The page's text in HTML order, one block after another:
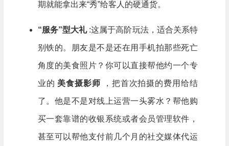
期就能拿出来“秀”给客人的硬通货。
“服务”型大礼 :这属于高阶玩法，适合关系特
别铁的。朋友是不是还在用手机拍那些死亡
角度的美食照片？你可以直接帮他约一个专
业的 美食摄影师 ，把首次拍摄的费用给结
了。他是不是对线上运营一头雾水？帮他购
买一套靠谱的收银系统或者会员管理软件，
甚至可以帮他支付前几个月的社交媒体代运